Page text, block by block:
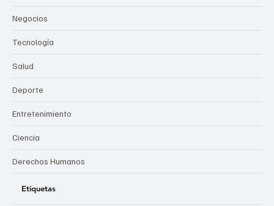
Negocios
Tecnología
Salud
Deporte
Entretenimiento
Ciencia
Derechos Humanos
Etiquetas